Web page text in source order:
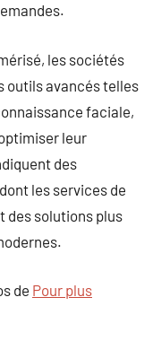
les sociétés
outils avancés telles
faciale,
leur
des
les services de
des solutions plus
de Pour plus